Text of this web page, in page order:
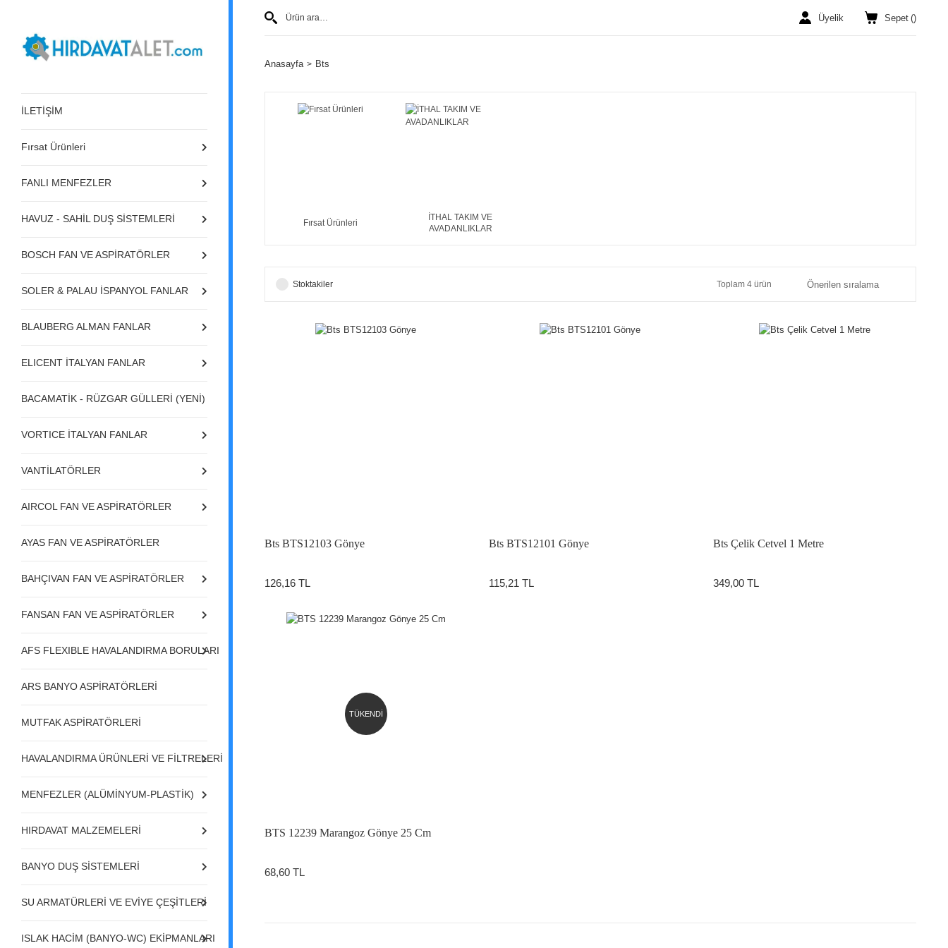
İLETİŞİM
Fırsat Ürünleri
FANLI MENFEZLER
HAVUZ - SAHİL DUŞ SİSTEMLERİ
BOSCH FAN VE ASPİRATÖRLER
SOLER & PALAU İSPANYOL FANLAR
BLAUBERG ALMAN FANLAR
ELICENT İTALYAN FANLAR
BACAMATİK - RÜZGAR GÜLLERİ (YENİ)
VORTICE İTALYAN FANLAR
VANTİLATÖRLER
AIRCOL FAN VE ASPİRATÖRLER
AYAS FAN VE ASPİRATÖRLER
BAHÇIVAN FAN VE ASPİRATÖRLER
FANSAN FAN VE ASPİRATÖRLER
AFS FLEXIBLE HAVALANDIRMA BORULARI
ARS BANYO ASPİRATÖRLERİ
MUTFAK ASPİRATÖRLERİ
HAVALANDIRMA ÜRÜNLERİ VE FİLTRELERİ
MENFEZLER (ALÜMİNYUM-PLASTİK)
HIRDAVAT MALZEMELERİ
BANYO DUŞ SİSTEMLERİ
SU ARMATÜRLERİ VE EVİYE ÇEŞİTLERİ
ISLAK HACİM (BANYO-WC) EKİPMANLARI
Üyelik Sepet ()
Anasayfa Bts
Fırsat Ürünleri
İTHAL TAKIM VE
AVADANLIKLAR
Stoktakiler Toplam 4 ürün
Bts BTS12103 Gönye
126,16 TL
Bts BTS12101 Gönye
115,21 TL
Bts Çelik Cetvel 1 Metre
349,00 TL
TÜKENDİ
BTS 12239 Marangoz Gönye 25 Cm
68,60 TL